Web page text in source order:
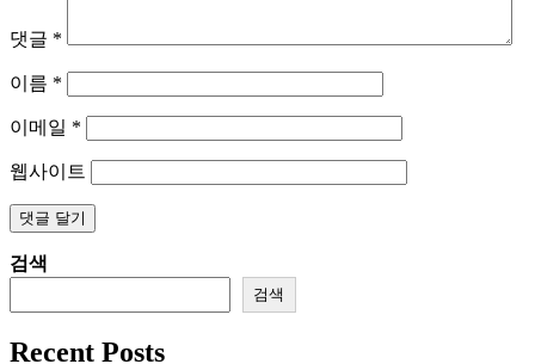
댓글 *
이름 *
이메일 *
웹사이트
검색
검색
Recent Posts